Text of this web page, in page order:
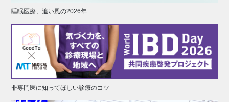
睡眠医療、追い風の2026年
非専門医に知ってほしい診療のコツ